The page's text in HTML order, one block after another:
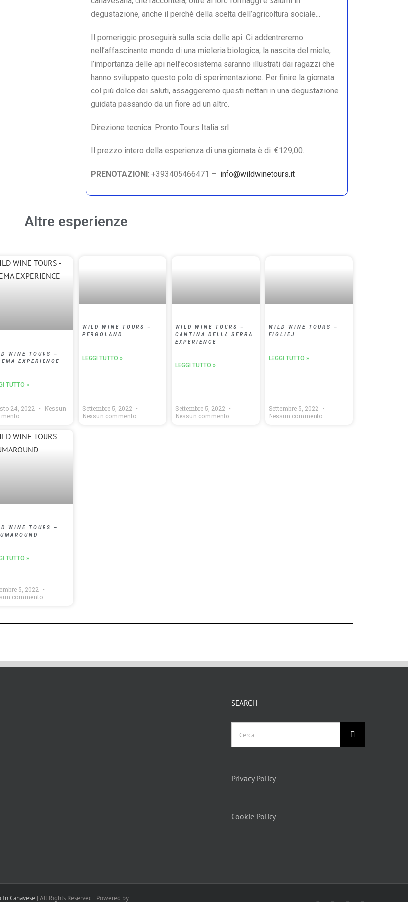
degustazione, anche il perché della scelta dell’agricoltura sociale…
Il pomeriggio proseguirà sulla scia delle api. Ci addentreremo
nell’affascinante mondo di una mieleria biologica; la nascita del miele,
l’importanza delle api nell’ecosistema saranno illustrati dai ragazzi che
hanno sviluppato questo polo di sperimentazione. Per finire la giornata
col più dolce dei saluti, assaggeremo questi nettari in una degustazione
guidata passando da un fiore ad un altro.
Direzione tecnica: Pronto Tours Italia srl
Il prezzo intero della esperienza di una giornata è di €129,00.
PRENOTAZIONI : +393405466471 – info@wildwinetours.it
Altre esperienze
WINE TOURS –
EXPERIENCE
TUTTO »
24, 2022
Nessun
WILD WINE TOURS –
PERGOLAND
LEGGI TUTTO »
Settembre 5, 2022
Nessun commento
WILD WINE TOURS –
CANTINA DELLA SERRA
EXPERIENCE
LEGGI TUTTO »
Settembre 5, 2022
Nessun commento
WILD WINE TOURS –
FIGLIEJ
LEGGI TUTTO »
Settembre 5, 2022
Nessun commento
WINE TOURS –
TUTTO »
5, 2022
commento
SEARCH
Privacy Policy
Cookie Policy
In Canavese | All Rights Reserved | Powered by